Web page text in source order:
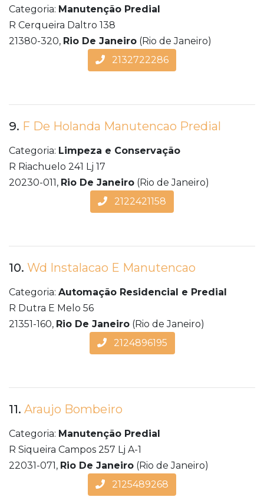
Categoria: Manutenção Predial
R Cerqueira Daltro 138
21380-320, Rio De Janeiro (Rio de Janeiro)
2132722286
9. F De Holanda Manutencao Predial
Categoria: Limpeza e Conservação
R Riachuelo 241 Lj 17
20230-011, Rio De Janeiro (Rio de Janeiro)
2122421158
10. Wd Instalacao E Manutencao
Categoria: Automação Residencial e Predial
R Dutra E Melo 56
21351-160, Rio De Janeiro (Rio de Janeiro)
2124896195
11. Araujo Bombeiro
Categoria: Manutenção Predial
R Siqueira Campos 257 Lj A-1
22031-071, Rio De Janeiro (Rio de Janeiro)
2125489268